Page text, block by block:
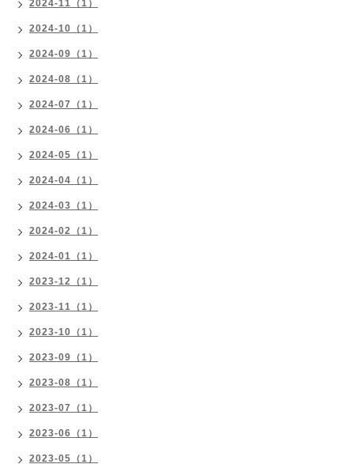
2024-11（1）
2024-10（1）
2024-09（1）
2024-08（1）
2024-07（1）
2024-06（1）
2024-05（1）
2024-04（1）
2024-03（1）
2024-02（1）
2024-01（1）
2023-12（1）
2023-11（1）
2023-10（1）
2023-09（1）
2023-08（1）
2023-07（1）
2023-06（1）
2023-05（1）